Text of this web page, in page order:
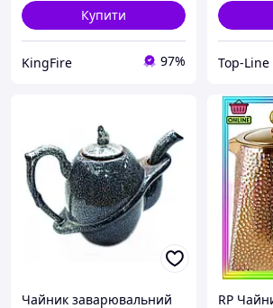
Купити
KingFire 97% Top-Line
Чайник заварювальний
RP